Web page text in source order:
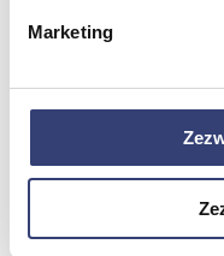
Marketing
Partnerzy
Serwis
Masz pytania?Skontaktuj
Rowery Monark